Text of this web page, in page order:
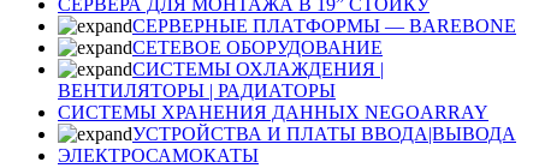
СЕРВЕРА ДЛЯ МОНТАЖА В 19” СТОЙКУ
СЕРВЕРНЫЕ ПЛАТФОРМЫ — BAREBONE
СЕТЕВОЕ ОБОРУДОВАНИЕ
СИСТЕМЫ ОХЛАЖДЕНИЯ |
ВЕНТИЛЯТОРЫ | РАДИАТОРЫ
СИСТЕМЫ ХРАНЕНИЯ ДАННЫХ NEGOARRAY
УСТРОЙСТВА И ПЛАТЫ ВВОДА|ВЫВОДА
ЭЛЕКТРОСАМОКАТЫ